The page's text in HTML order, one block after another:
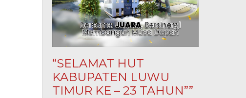
“SELAMAT HUT
KABUPATEN LUWU
TIMUR KE – 23 TAHUN””